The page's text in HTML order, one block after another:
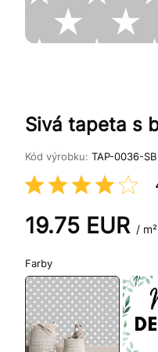
Sivá tapeta s
Kód výrobku: TAP-0036-SB
19.75 EUR / m²
Farby